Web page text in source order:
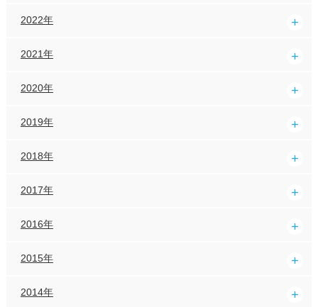
2022年
2021年
2020年
2019年
2018年
2017年
2016年
2015年
2014年